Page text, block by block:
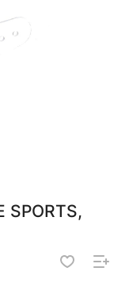
SPORTS,